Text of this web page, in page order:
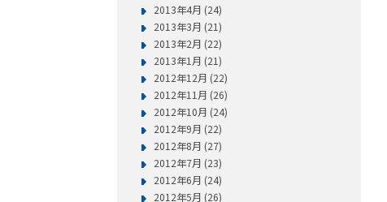
2013年4月 (24)
2013年3月 (21)
2013年2月 (22)
2013年1月 (21)
2012年12月 (22)
2012年11月 (26)
2012年10月 (24)
2012年9月 (22)
2012年8月 (27)
2012年7月 (23)
2012年6月 (24)
2012年5月 (26)